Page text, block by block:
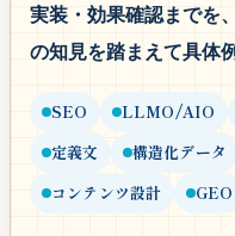
実装・効果確認までを
の知見を踏まえて具体
SEO LLMO/AIO
定義文
構造化データ
コンテンツ設計
GEO